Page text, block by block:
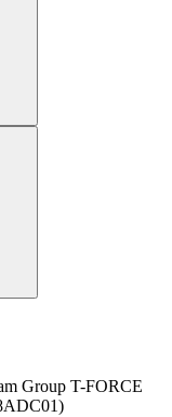
Group T-FORCE